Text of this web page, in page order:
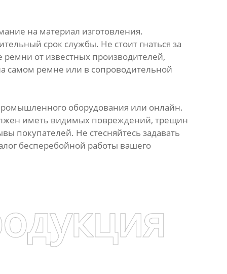
на материал изготовления.
срок службы. Не стоит гнаться за
от известных производителей,
самом ремне или в сопроводительной
оборудования или онлайн.
иметь видимых повреждений, трещин
покупателей. Не стесняйтесь задавать
бесперебойной работы вашего